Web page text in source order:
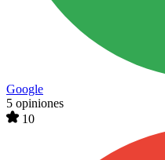
Google
5 opiniones
10